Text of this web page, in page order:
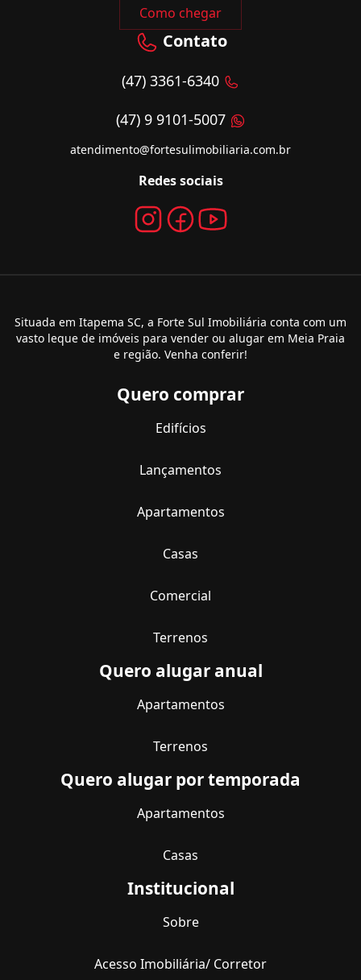
Como chegar
Contato
(47) 3361-6340
(47) 9 9101-5007
atendimento@fortesulimobiliaria.com.br
Redes sociais
Situada em Itapema SC, a Forte Sul Imobiliária conta com um
vasto leque de imóveis para vender ou alugar em Meia Praia
e região. Venha conferir!
Quero comprar
Edifícios
Lançamentos
Apartamentos
Casas
Comercial
Terrenos
Quero alugar anual
Apartamentos
Terrenos
Quero alugar por temporada
Apartamentos
Casas
Institucional
Sobre
Acesso Imobiliária/ Corretor